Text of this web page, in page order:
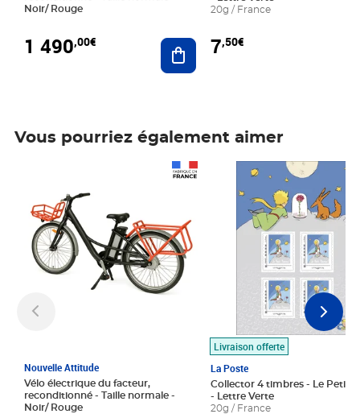
Noir/ Rouge
1 490,00€ Ajouter au panier
20g / France
7,50€
Vous pourriez également aimer
Nouvelle Attitude
Vélo électrique du facteur,
reconditionné - Taille normale -
Noir/ Rouge
Livraison offerte
La Poste
Collector 4 timbres - Le Petit
- Lettre Verte
20g / France
Prix 7,50€